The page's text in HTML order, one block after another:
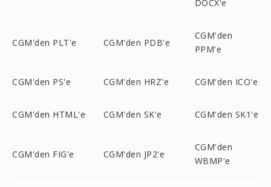
DOCX'e
CGM'den PLT'e CGM'den PDB'e
CGM'den
PPM'e
CGM'den PS'e CGM'den HRZ'e CGM'den ICO'e
CGM'den HTML'e CGM'den SK'e CGM'den SK1'e
CGM'den FIG'e CGM'den JP2'e
CGM'den
WBMP'e